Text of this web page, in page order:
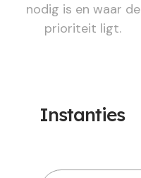
nodig is en waar de
prioriteit ligt.
Instanties